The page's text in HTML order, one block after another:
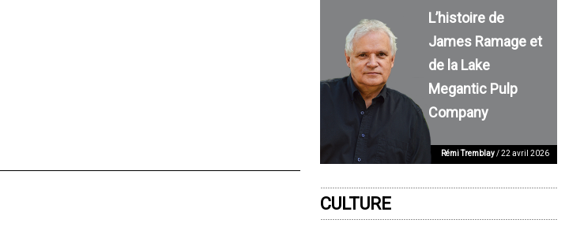
L’histoire de
James Ramage et
de la Lake
Megantic Pulp
Company
Rémi Tremblay/ 22 avril 2026
CULTURE